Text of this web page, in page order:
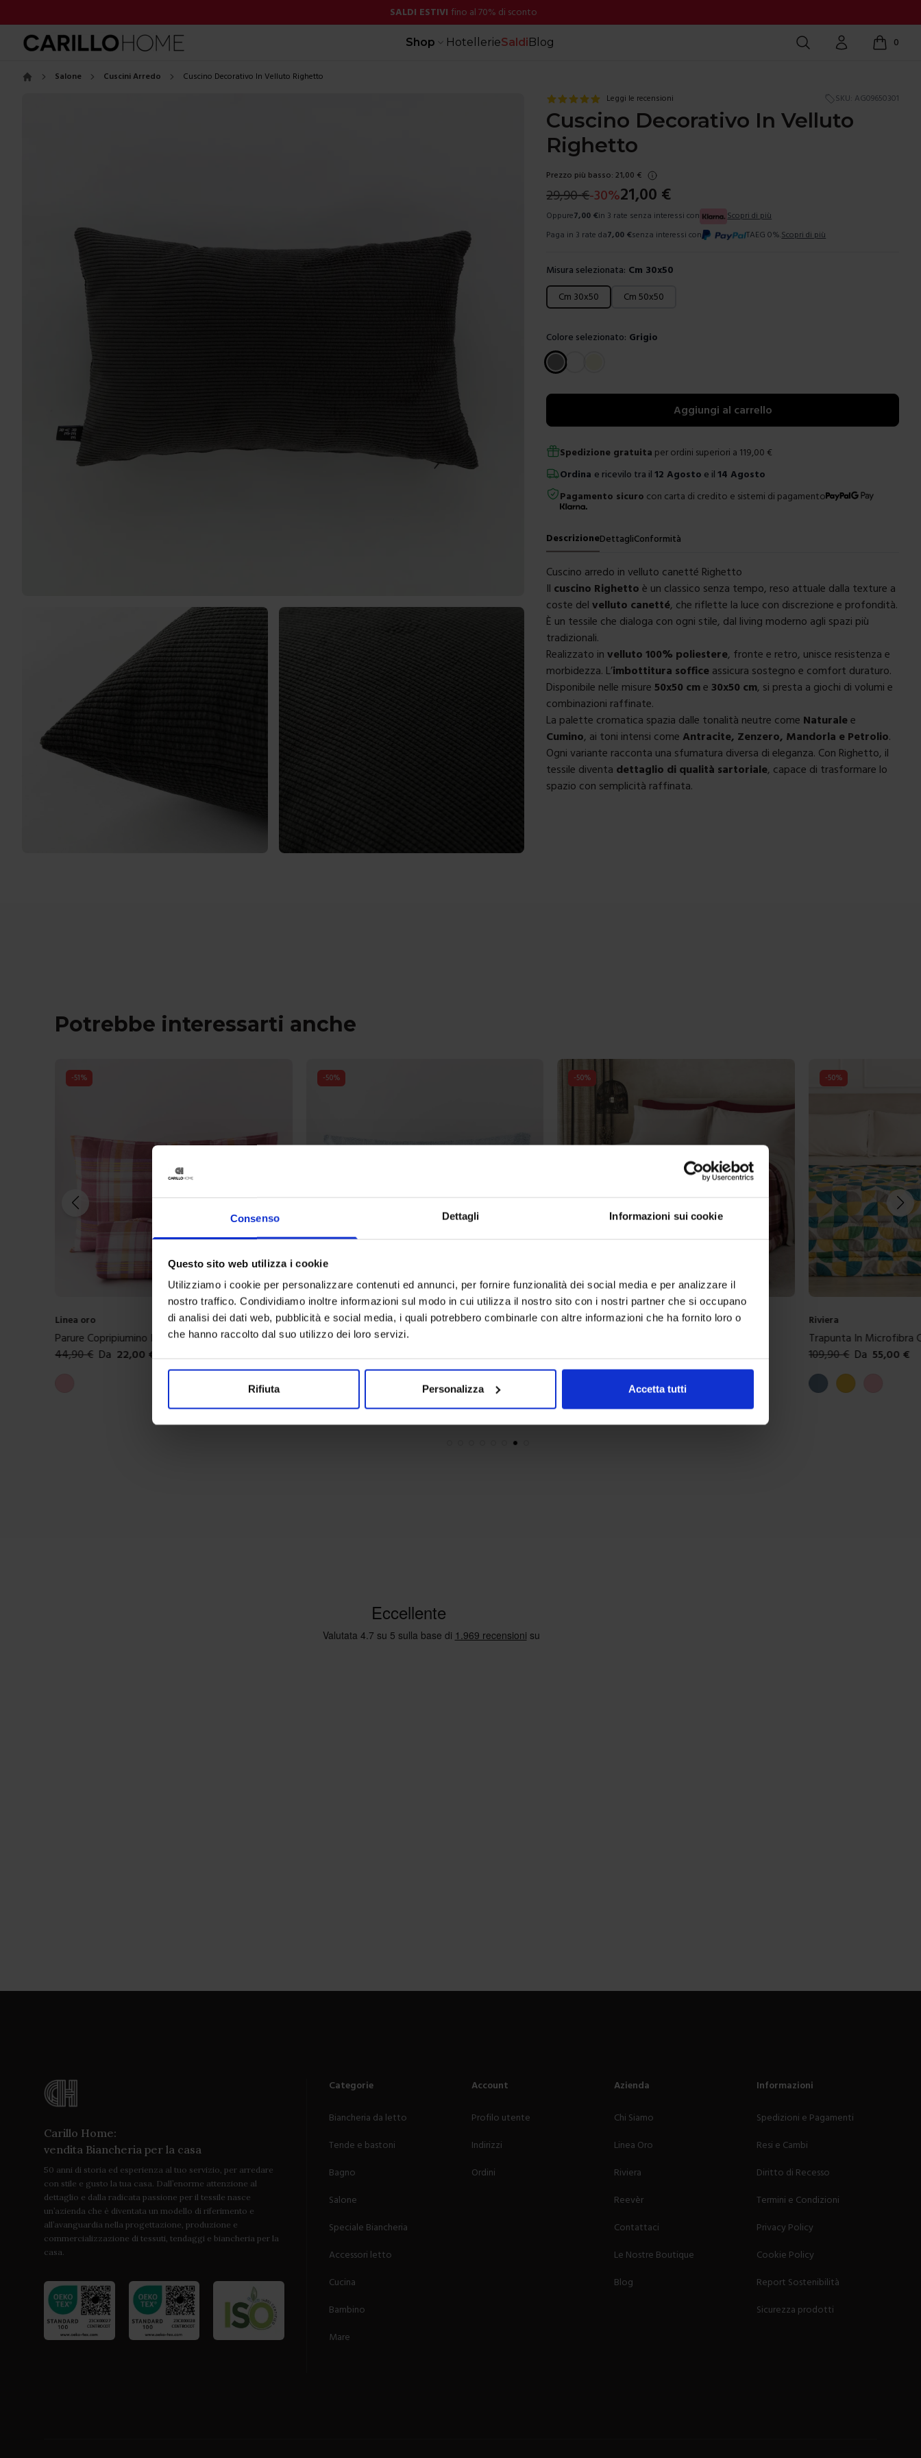
Consenso Dettagli Informazioni sui cookie
Questo sito web utilizza i cookie
Utilizziamo i cookie per personalizzare contenuti ed annunci, per fornire funzionalità dei social media e per analizzare il
nostro traffico. Condividiamo inoltre informazioni sul modo in cui utilizza il nostro sito con i nostri partner che si occupano
di analisi dei dati web, pubblicità e social media, i quali potrebbero combinarle con altre informazioni che ha fornito loro o
che hanno raccolto dal suo utilizzo dei loro servizi.
Rifiuta Personalizza Accetta tutti
SALDI ESTIVI fino al 70% di sconto
Shop HotellerieSaldiBlog Cerca Account 0
items in
Salone Cuscini Arredo Cuscino Decorativo In Velluto Righetto
Leggi le recensioni SKU: AG09650301
Cuscino Decorativo In Velluto
Righetto
Prezzo più basso: 21,00 €
29,90€-30%21,00 €
Oppure7,00 €in 3 rate senza interessi con
Scopri di più
Paga in 3 rate da7,00 €senza interessi con TAEG 0%. Scopri di più
Misura selezionata: Cm 30x50
Scegli una misura
Cm 30x50 Cm 50x50
Colore selezionato: Grigio
Scegli un colore
Aggiungi al carrello
Spedizione gratuita per ordini superiori a 119,00 €
Ordina e ricevilo tra il12 Agosto e il 14 Agosto
Pagamento sicuro con carta di credito e sistemi di pagamento
DescrizioneDettagliConformità
Cuscino arredo in velluto canetté Righetto
Il cuscino Righetto è un classico senza tempo, reso attuale dalla texture a
coste delvelluto canetté, che riflette la luce con discrezione e profondità.
È un tessile che dialoga con ogni stile, dal living moderno agli spazi più
tradizionali.
Realizzato invelluto 100% poliestere, fronte e retro, unisce resistenza e
morbidezza. L’imbottitura soffice assicura sostegno e comfort duraturo.
Disponibile nelle misure50x50 cme30x50 cm, si presta a giochi di volumi e
combinazioni raffinate.
La palette cromatica spazia dalle tonalità neutre come Naturalee
Cumino, ai toni intensi comeAntracite, Zenzero, Mandorla e Petrolio.
Ogni variante racconta una sfumatura diversa di eleganza. Con Righetto, il
tessile diventa dettaglio di qualità sartoriale, capace di trasformare lo
spazio con semplicità raffinata.
Potrebbe interessarti anche
-51%
Linea oro
Parure Copripiumino In Cotone Milot
44,90€ Da 22,00 €
-50%
Riviera
Parure Copripiumino In Flanella Cloudette
Colori disponibili
-50%
Linea oro
Colori disponibili
-50%
Riviera
Trapunta In Microfibra
109,90€ Da 55,00 €
Colori disponibili
Carta da zucchero
Giallo
Carillo Home:
vendita Biancheria per la casa
50 anni di storia ed esperienza al tuo servizio, per arredare
con stile e gusto la tua casa. Dall’enorme attenzione al
dettaglio e dalla radicata passione per il tessile nasce
un’azienda che è diventata un modello di riferimento e
all’avanguardia nella progettazione, produzione e
commercializzazione di tessuti, tendaggi e biancheria per la
casa.
Categorie
Biancheria da letto
Tende e bastoni
Bagno
Salone
Speciale Biancheria
Accessori letto
Cucina
Bambino
Mare
Account
Profilo utente
Indirizzi
Ordini
Azienda
Chi Siamo
Linea Oro
Riviera
Reevèr
Contattaci
Le Nostre Boutique
Blog
Informazioni
Spedizioni e Pagamenti
Resi e Cambi
Diritto di Recesso
Termini e Condizioni
Privacy Policy
Cookie Policy
Report Sostenibilità
Sicurezza prodotti